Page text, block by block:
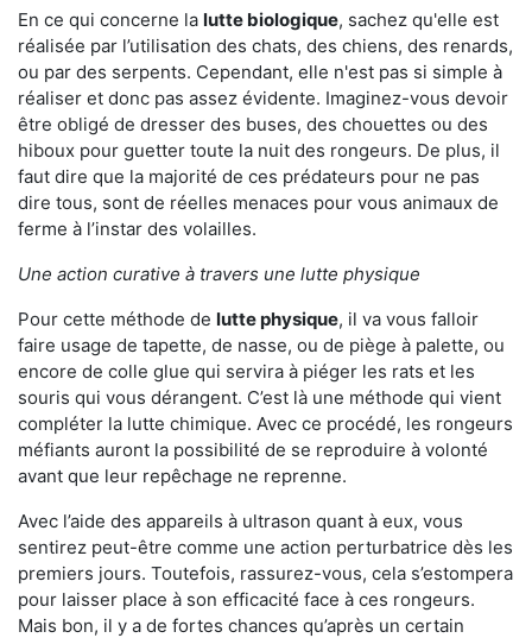
En ce qui concerne la lutte biologique, sachez qu'elle est
réalisée par l’utilisation des chats, des chiens, des renards,
ou par des serpents. Cependant, elle n'est pas si simple à
réaliser et donc pas assez évidente. Imaginez-vous devoir
être obligé de dresser des buses, des chouettes ou des
hiboux pour guetter toute la nuit des rongeurs. De plus, il
faut dire que la majorité de ces prédateurs pour ne pas
dire tous, sont de réelles menaces pour vous animaux de
ferme à l’instar des volailles.
Une action curative à travers une lutte physique
Pour cette méthode de lutte physique, il va vous falloir
faire usage de tapette, de nasse, ou de piège à palette, ou
encore de colle glue qui servira à piéger les rats et les
souris qui vous dérangent. C’est là une méthode qui vient
compléter la lutte chimique. Avec ce procédé, les rongeurs
méfiants auront la possibilité de se reproduire à volonté
avant que leur repêchage ne reprenne.
Avec l’aide des appareils à ultrason quant à eux, vous
sentirez peut-être comme une action perturbatrice dès les
premiers jours. Toutefois, rassurez-vous, cela s’estompera
pour laisser place à son efficacité face à ces rongeurs.
Mais bon, il y a de fortes chances qu’après un certain